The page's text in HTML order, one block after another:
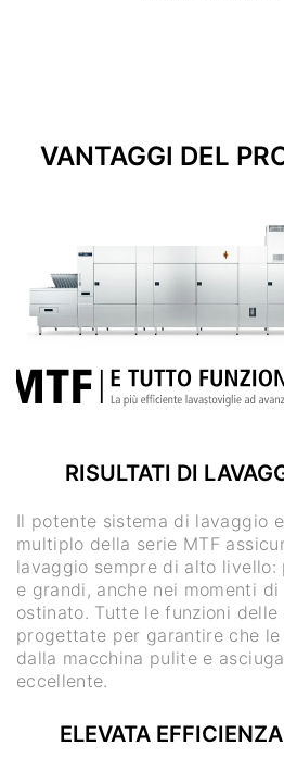
VANTAGGI DEL
RISULTATI DI
Il potente sistema di lavaggio
multiplo della serie MTF
lavaggio sempre di alto
e grandi, anche nei momenti
ostinato. Tutte le funzioni delle
progettate per garantire che
dalla macchina pulite e
eccellente.
ELEVATA